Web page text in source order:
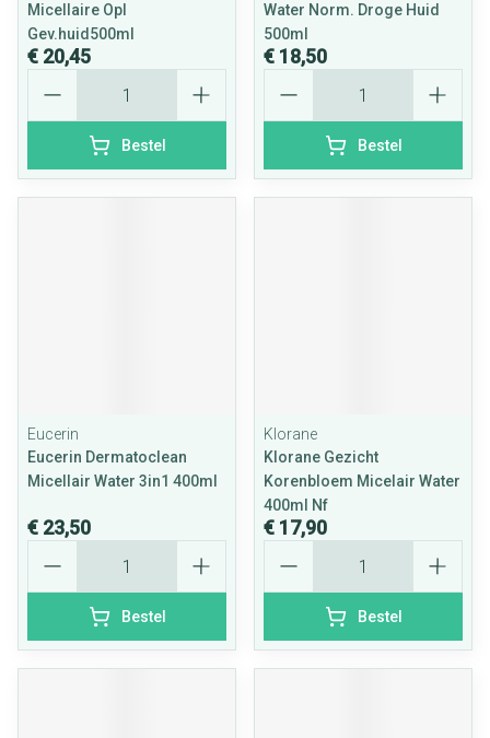
Micellaire Opl
Gev.huid500ml
€ 20,45
Bestel
Water Norm. Droge Huid
500ml
€ 18,50
Bestel
Eucerin
Eucerin Dermatoclean
Micellair Water 3in1 400ml
€ 23,50
Bestel
Klorane
Klorane Gezicht
Korenbloem Micelair Water
400ml Nf
€ 17,90
Bestel